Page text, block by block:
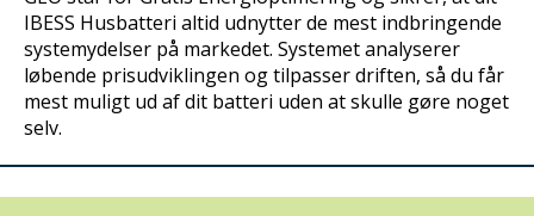
IBESS Husbatteri altid udnytter de mest indbringende
systemydelser på markedet. Systemet analyserer
løbende prisudviklingen og tilpasser driften, så du får
mest muligt ud af dit batteri uden at skulle gøre noget
selv.